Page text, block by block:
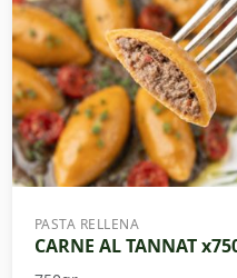
PASTA RELLENA
CARNE AL TANNAT